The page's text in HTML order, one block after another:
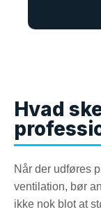
Hvad
Når der udføres
ventilation, bør
ikke nok blot at